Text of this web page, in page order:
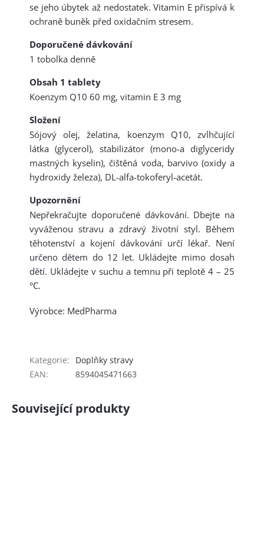
se jeho úbytek až nedostatek. Vitamin E přispívá k
ochraně buněk před oxidačním stresem.
Doporučené dávkování
1 tobolka denně
Obsah 1 tablety
Koenzym Q10 60 mg, vitamin E 3 mg
Složení
Sójový olej, želatina, koenzym Q10, zvlhčující
látka (glycerol), stabilizátor (mono-a diglyceridy
mastných kyselin), čištěná voda, barvivo (oxidy a
hydroxidy železa), DL-alfa-tokoferyl-acetát.
Upozornění
Nepřekračujte doporučené dávkování. Dbejte na
vyváženou stravu a zdravý životní styl. Během
těhotenství a kojení dávkování určí lékař. Není
určeno dětem do 12 let. Ukládejte mimo dosah
dětí. Ukládejte v suchu a temnu při teplotě 4 – 25
°C.
Výrobce: MedPharma
Kategorie:
Doplňky stravy
EAN: 8594045471663
Související produkty